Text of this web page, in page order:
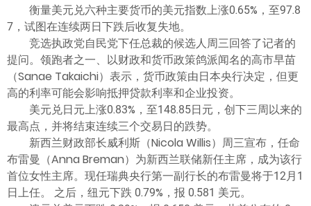
衡量美元兑六种主要货币的美元指数上涨0.65%，至97.8
7，试图在连续两日下跌后收复失地。
竞选执政党自民党下任总裁的候选人周三回答了记者的
提问。领跑者之一、以财政和货币政策鸽派闻名的高市早苗
（Sanae Takaichi）表示，货币政策由日本央行决定，但更
高的利率可能会影响抵押贷款利率和企业投资。
美元兑日元上涨0.83%，至148.85日元，创下三周以来的
最高点，并将结束连续三个交易日的跌势。
新西兰财政部长威利斯（Nicola Willis）周三宣布，任命
布雷曼（Anna Breman）为新西兰联储新任主席，成为该行
首位女性主席。现任瑞典央行第一副行长的布雷曼将于12月1
日上任。 之后，纽元下跌 0.79%，报 0.581 美元。